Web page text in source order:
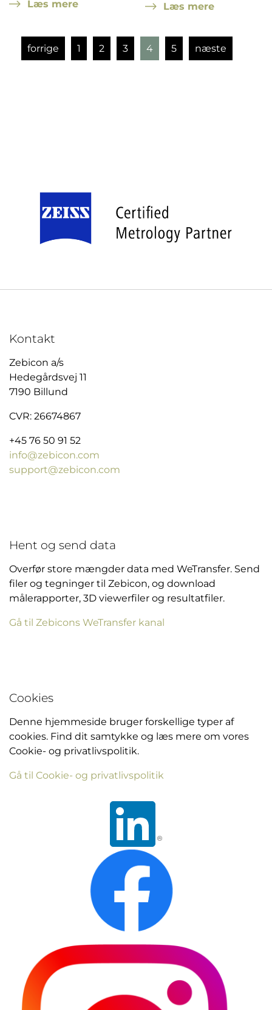
Læs mere Læs mere
forrige 1 2 3 4 5 næste
Kontakt
Zebicon a/s
Hedegårdsvej 11
7190 Billund
CVR: 26674867
+45 76 50 91 52
info@zebicon.com
support@zebicon.com
Hent og send data
Overfør store mængder data med WeTransfer. Send
filer og tegninger til Zebicon, og download
målerapporter, 3D viewerfiler og resultatfiler.
Gå til Zebicons WeTransfer kanal
Cookies
Denne hjemmeside bruger forskellige typer af
cookies. Find dit samtykke og læs mere om vores
Cookie- og privatlivspolitik.
Gå til Cookie- og privatlivspolitik